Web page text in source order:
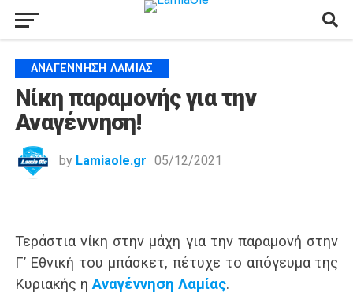
ΑΝΑΓΈΝΝΗΣΗ ΛΑΜΊΑΣ
Νίκη παραμονής για την
Αναγέννηση!
by Lamiaole.gr 05/12/2021
Τεράστια νίκη στην μάχη για την παραμονή στην
Γ’ Εθνική του μπάσκετ, πέτυχε το απόγευμα της
Κυριακής η Αναγέννηση Λαμίας.